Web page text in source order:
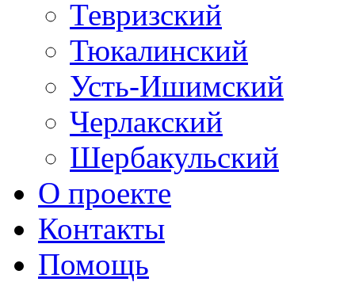
Тевризский
Тюкалинский
Усть-Ишимский
Черлакский
Шербакульский
О проекте
Контакты
Помощь